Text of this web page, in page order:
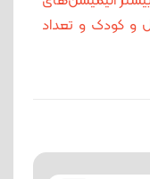
و کودک و تعداد